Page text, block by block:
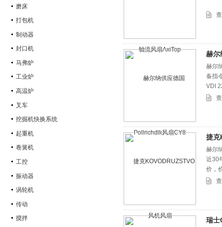
磨床
打包机
制动器
封口机
马弗炉
工业炉
高温炉
叉车
挖掘机快换系统
起重机
卷簧机
工控
振动器
涡轮机
传动
搅拌
赫
赫尔
备指
VDI
捷克
赫尔
近30
价，
瑞士